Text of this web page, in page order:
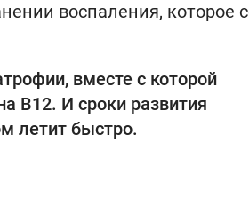
воспаления, которое
вместе с которой
В12. И сроки развития
летит быстро.